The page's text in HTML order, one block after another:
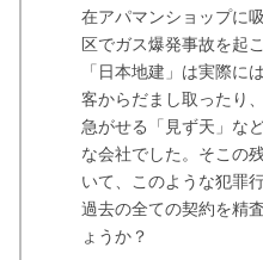
在アパマンショップに
区でガス爆発事故を起
「日本地建」は実際に
客からだまし取ったり
急がせる「見ず天」な
な会社でした。そこの
いて、このような犯罪
過去の全ての契約を精
ょうか？